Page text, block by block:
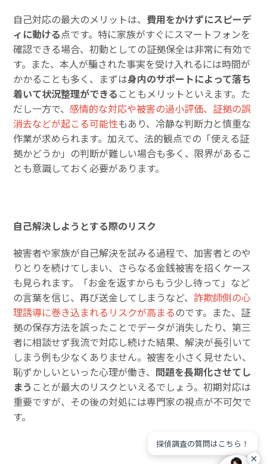
自己対応の最大のメリットは、 費用をかけずにスピーデ
ィに動ける点です。特に家族がすぐにスマートフォンを
確認できる場合、初動としての証拠保全は非常に有効で
す。また、本人が騙された事実を受け入れるには時間が
かかることも多く、まずは身内のサポートによって落ち
着いて状況整理ができる こともメリットといえます。た
だし一方で、感情的な対応や被害の過小評価、証拠の誤
消去などが起こる可能性もあり、冷静な判断力と慎重な
作業が求められます。加えて、法的観点での「使える証
拠かどうか」の判断が難しい場合も多く、限界があるこ
とも意識しておく必要があります。
自己解決しようとする際のリスク
被害者や家族が自己解決を試みる過程で、加害者とのや
りとりを続けてしまい、さらなる金銭被害を招くケース
も見られます。「お金を返すからもう少し待って」など
の言葉を信じ、再び送金してしまうなど、詐欺師側の心
理誘導に巻き込まれるリスクが高まるのです。また、証
拠の保存方法を誤ったことでデータが消失したり、第三
者に相談せず我流で対応し続けた結果、解決が長引いて
しまう例も少なくありません。被害を小さく見せたい、
恥ずかしいといった心理が働き、 問題を長期化させてし
まう ことが最大のリスクといえるでしょう。初期対応は
重要ですが、その後の対処には専門家の視点が不可欠で
す。
探偵調査の質問はこちら！